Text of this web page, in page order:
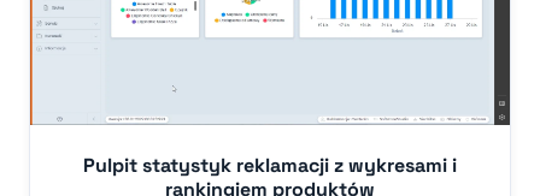
Pulpit statystyk reklamacji z wykresami i
rankingiem produktów